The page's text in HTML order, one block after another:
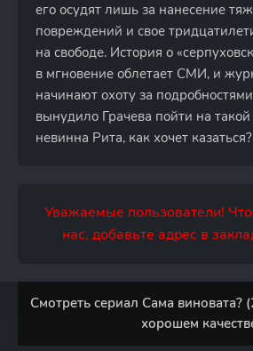
его осудят лишь за нанесение
повреждений и свое
на свободе. История о
в мгновение облетает СМИ, и
начинают охоту за
вынудило Грачева пойти на
невинна Рита, как хочет казаться?
Уважаемые пользователи!
нас, добавьте адрес в
Смотреть сериал Сама виновата?
хорошем